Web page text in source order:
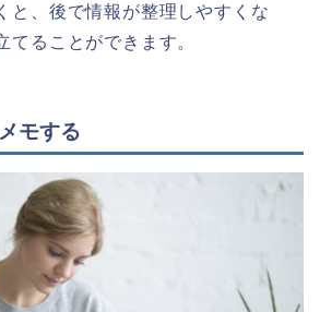
と、後で情報が整理しやすくな
てることができます。
モする